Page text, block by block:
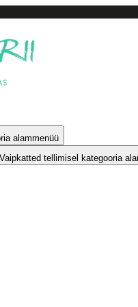
alammenüü
tellimisel kategooria